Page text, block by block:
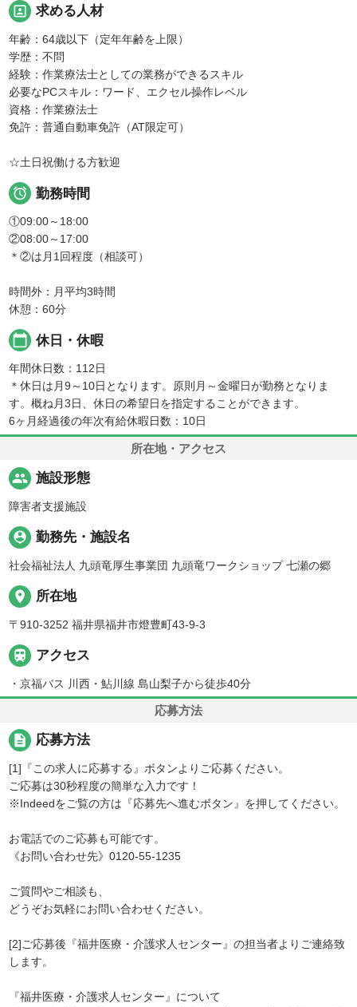
portrait 求める人材
年齢：64歳以下（定年年齢を上限）
学歴：不問
経験：作業療法士としての業務ができるスキル
必要なPCスキル：ワード、エクセル操作レベル
資格：作業療法士
免許：普通自動車免許（AT限定可）
☆土日祝働ける方歓迎
 勤務時間
①09:00～18:00
②08:00～17:00
＊②は月1回程度（相談可）
時間外：月平均3時間
休憩：60分
calendar_today 休日・休暇
年間休日数：112日
＊休日は月9～10日となります。原則月～金曜日が勤務となりま
す。概ね月3日、休日の希望日を指定することができます。
6ヶ月経過後の年次有給休暇日数：10日
所在地・アクセス
people 施設形態
障害者支援施設
person_pin 勤務先・施設名
社会福祉法人 九頭竜厚生事業団 九頭竜ワークショップ 七瀬の郷
place 所在地
〒910-3252 福井県福井市燈豊町43-9-3
 アクセス
・京福バス 川西・鮎川線 島山梨子から徒歩40分
応募方法
description 応募方法
[1]『この求人に応募する』ボタンよりご応募ください。
ご応募は30秒程度の簡単な入力です！
※Indeedをご覧の方は『応募先へ進むボタン』を押してください。
お電話でのご応募も可能です。
《お問い合わせ先》0120-55-1235
ご質問やご相談も、
どうぞお気軽にお問い合わせください。
[2]ご応募後『福井医療・介護求人センター』の担当者よりご連絡致
します。
『福井医療・介護求人センター』について